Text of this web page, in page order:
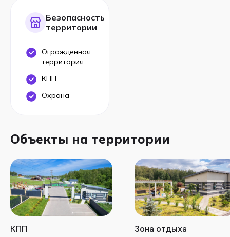
Безопасность
территории
Огражденная
территория
КПП
Охрана
Объекты на территории
КПП Зона отдыха